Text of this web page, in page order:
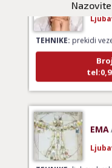
TEHNIKE:prekidi
TEHNIKE:ljubav, brak,